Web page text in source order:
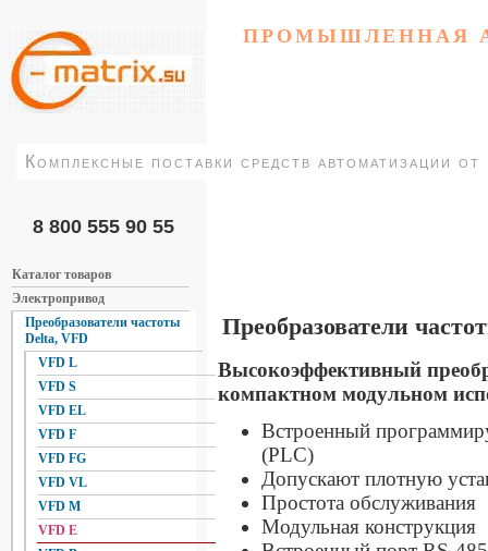
ПРОМЫШЛЕННАЯ
Комплексные поставки средств автоматизации
8 800 555 90 55
Каталог товаров
Электропривод
Преобразователи частоты
Delta, VFD
VFD L
VFD S
VFD EL
VFD F
VFD FG
VFD VL
VFD M
VFD E
Преобразователи
Высокоэффективный
компактном модульном
Встроенный
(PLC)
Допускают плотную
Простота обслуживания
Модульная конструкция